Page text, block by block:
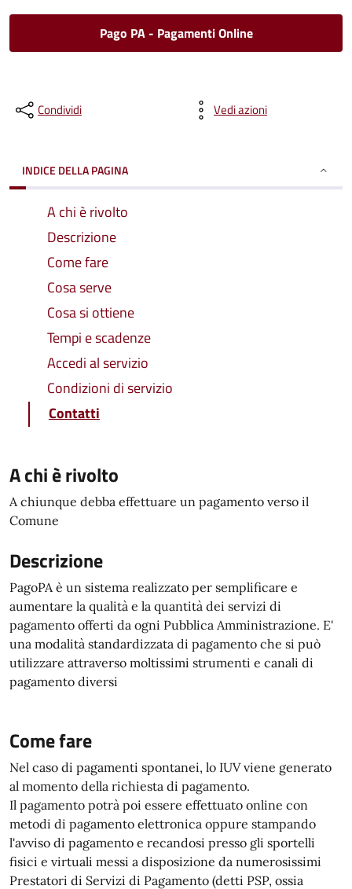
Pago PA - Pagamenti Online
Condividi Vedi azioni
INDICE DELLA PAGINA
A chi è rivolto
Descrizione
Come fare
Cosa serve
Cosa si ottiene
Tempi e scadenze
Accedi al servizio
Condizioni di servizio
Contatti
A chi è rivolto
A chiunque debba effettuare un pagamento verso il
Comune
Descrizione
PagoPA è un sistema realizzato per semplificare e
aumentare la qualità e la quantità dei servizi di
pagamento offerti da ogni Pubblica Amministrazione. E'
una modalità standardizzata di pagamento che si può
utilizzare attraverso moltissimi strumenti e canali di
pagamento diversi
Come fare
Nel caso di pagamenti spontanei, lo IUV viene generato
al momento della richiesta di pagamento.
Il pagamento potrà poi essere effettuato online con
metodi di pagamento elettronica oppure stampando
l'avviso di pagamento e recandosi presso gli sportelli
fisici e virtuali messi a disposizione da numerosissimi
Prestatori di Servizi di Pagamento (detti PSP, ossia